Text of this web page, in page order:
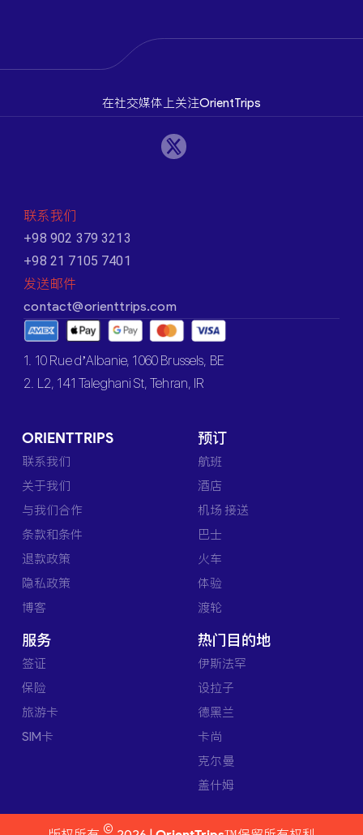
在社交媒体上关注OrientTrips
联系我们
+98 902 379 3213
+98 21 7105 7401
发送邮件
contact@orienttrips.com
1. 10 Rue d’Albanie, 1060 Brussels, BE
2. L2, 141 Taleghani St, Tehran, IR
ORIENTTRIPS
联系我们
关于我们
与我们合作
条款和条件
退款政策
隐私政策
博客
预订
航班
酒店
机场 接送
巴士
火车
体验
渡轮
服务
签证
保险
旅游卡
SIM卡
热门目的地
伊斯法罕
设拉子
德黑兰
卡尚
克尔曼
盖什姆